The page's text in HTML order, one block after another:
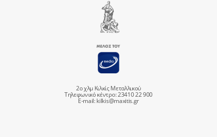
2ο χλμ Κιλκίς Μεταλλικού
Τηλεφωνικό κέντρο: 23410 22 900
E-mail:kilkis@maxitis.gr